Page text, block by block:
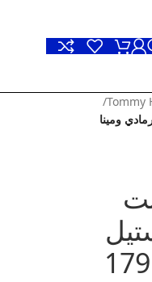
Tommy
/
ومينا